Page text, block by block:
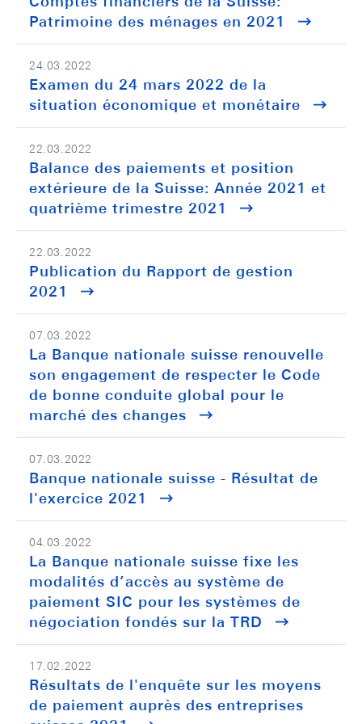
Patrimoine des ménages en 2021
24.03.2022
Examen du 24 mars 2022 de la
situation économique et monétaire
22.03.2022
Balance des paiements et position
extérieure de la Suisse: Année 2021 et
quatrième trimestre 2021
22.03.2022
Publication du Rapport de gestion
2021
07.03.2022
La Banque nationale suisse renouvelle
son engagement de respecter le Code
de bonne conduite global pour le
marché des changes
07.03.2022
Banque nationale suisse - Résultat de
l'exercice 2021
04.03.2022
La Banque nationale suisse fixe les
modalités d’accès au système de
paiement SIC pour les systèmes de
négociation fondés sur la TRD
17.02.2022
Résultats de l'enquête sur les moyens
de paiement auprès des entreprises